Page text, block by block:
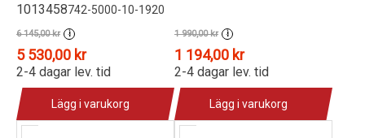
1013458742-5000-10-1920
6 145,00 kr i
5 530,00 kr
2-4 dagar lev. tid
Lägg i varukorg
1 990,00 kr i
1 194,00 kr
2-4 dagar lev. tid
Lägg i varukorg